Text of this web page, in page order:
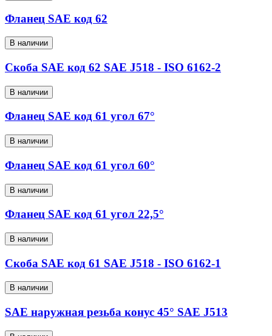
Фланец SAE код 62
В наличии
Скоба SAE код 62 SAE J518 - ISO 6162-2
В наличии
Фланец SAE код 61 угол 67°
В наличии
Фланец SAE код 61 угол 60°
В наличии
Фланец SAE код 61 угол 22,5°
В наличии
Скоба SAE код 61 SAE J518 - ISO 6162-1
В наличии
SAE наружная резьба конус 45° SAE J513